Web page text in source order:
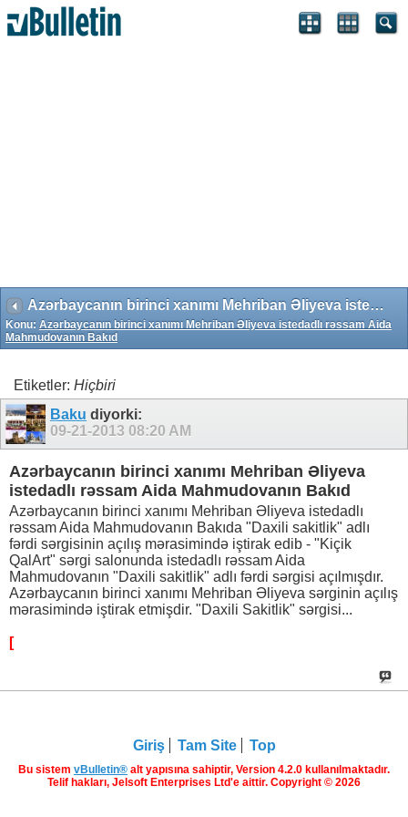
Azərbaycanın birinci xanımı Mehriban Əliyeva istedadlı rəssam Aida Mahmudovanın Bakıd
Konu: Azərbaycanın birinci xanımı Mehriban Əliyeva istedadlı rəssam Aida
Mahmudovanın Bakıd
Etiketler: Hiçbiri
Baku diyorki:
09-21-2013 08:20 AM
Azərbaycanın birinci xanımı Mehriban Əliyeva
istedadlı rəssam Aida Mahmudovanın Bakıd
Azərbaycanın birinci xanımı Mehriban Əliyeva istedadlı
rəssam Aida Mahmudovanın Bakıda "Daxili sakitlik" adlı
fərdi sərgisinin açılış mərasimində iştirak edib - "Kiçik
QalArt" sərgi salonunda istedadlı rəssam Aida
Mahmudovanın "Daxili sakitlik" adlı fərdi sərgisi açılmışdır.
Azərbaycanın birinci xanımı Mehriban Əliyeva sərginin açılış
mərasimində iştirak etmişdir. "Daxili Sakitlik" sərgisi...
[
Giriş Tam Site Top
Bu sistem vBulletin® alt yapısına sahiptir, Version 4.2.0 kullanılmaktadır.
Telif hakları, Jelsoft Enterprises Ltd'e aittir. Copyright © 2026
Search Engine Optimization by vBSEO 3.6.1 ©2011, Crawlability,